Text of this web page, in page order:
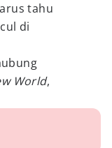
tahu
di
World,